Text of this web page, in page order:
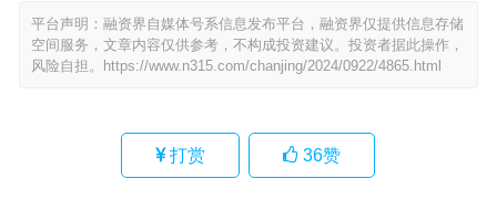
平台声明：融资界自媒体号系信息发布平台，融资界仅提供信息存储
空间服务，文章内容仅供参考，不构成投资建议。投资者据此操作，
风险自担。
https://www.n315.com/chanjing/2024/0922/4865.html
打赏 36赞